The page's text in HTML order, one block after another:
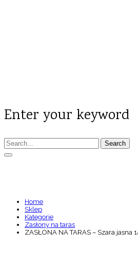
Enter your keyword
Search
Home
Sklep
Kategorie
Zasłony na taras
ZASŁONA NA TARAS – Szara jasna